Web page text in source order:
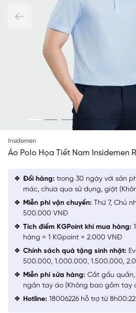
Insidemen
Áo Polo Họa Tiết Nam Insidemen
XANH
Đổi hàng: trong 30 ngày với sản
mác, chưa qua sử dụng, giặt
Miễn phí vận chuyển: Thứ 7, Chủ
500.000 VNĐ
Tích điểm KGPoint khi mua hàng:
hàng = 1 KGpoint = 2.000 VNĐ
Chính sách quà tặng sinh nhật:
500.000, 1.000.000, 1.500.000,
Miễn phí sửa hàng: Cắt gấu
ngắn tay áo (Không bao gồm tay
Hotline: 18006226 hỗ trợ từ